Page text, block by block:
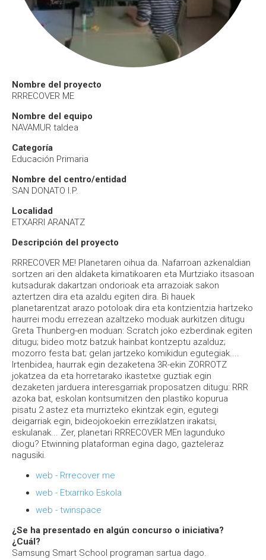
Nombre del proyecto
RRRECOVER ME
Nombre del equipo
NAVAMUR taldea
Categoría
Educación Primaria
Nombre del centro/entidad
SAN DONATO I.P.
Localidad
ETXARRI ARANATZ
Descripción del proyecto
RRRECOVER ME! Planetaren oihua da. Nafarroan azkenaldian
sortzen ari den aldaketa kimatikoaren eta Murtziako itsasoan
kutsadurak dakartzan ondorioak eta arrazoiak sakon
aztertzen dira eta azaldu egiten dira. Bi hauek
planetarentzat arazo potoloak dira eta kontzientzia hartzeko
haurrei modu errezean azaltzeko moduak aurkitzen ditugu
Greta Thunberg-en moduan: Scratch joko ezberdinak egiten
ditugu; bideo motz batzuk hainbat kontzeptu azalduz;
mozorro festa bat; gelan jartzeko komikidun egutegiak....
Irtenbidea, haurrak egin dezaketena 3R-ekin ZORROTZ
jokatzea da eta horretarako ikastetxe guztiak egin
dezaketen jarduera interesgarriak proposatzen ditugu: RRR
azoka bat, eskolan kontsumitzen den plastiko kopurua
pisatu 2 astez eta murrizteko ekintzak egin, egutegi
deigarriak egin, bideojokoekin erreziklatzen irakatsi,
eskulanak... Zer, planetari RRRECOVER MEn lagunduko
diogu? Etwinning plataforman egina dago, gazteleraz
nagusiki.
web - Rrrecover me
web - Etxarriko Eskola
web - twinspace
¿Se ha presentado en algún concurso o iniciativa?
¿Cuál?
Samsung Smart School programan sartua dago.